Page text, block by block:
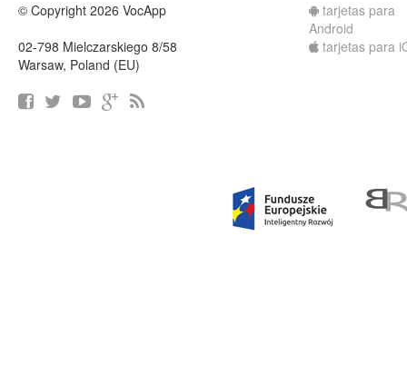
© Copyright 2026 VocApp
02-798 Mielczarskiego 8/58
Warsaw, Poland (EU)
tarjetas para
Android
tarjetas para